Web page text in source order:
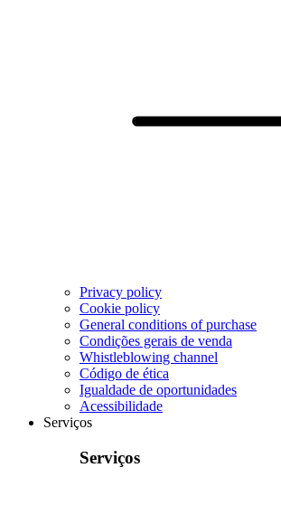
Privacy policy
Cookie policy
General conditions of purchase
Condições gerais de venda
Whistleblowing channel
Código de ética
Igualdade de oportunidades
Acessibilidade
Serviços
Serviços